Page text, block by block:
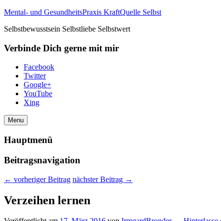
Mental- und GesundheitsPraxis KraftQuelle Selbst
Selbstbewusstsein Selbstliebe Selbstwert
Verbinde Dich gerne mit mir
Facebook
Twitter
Google+
YouTube
Xing
Menu
Hauptmenü
Beitragsnavigation
← vorheriger Beitrag nächster Beitrag →
Verzeihen lernen